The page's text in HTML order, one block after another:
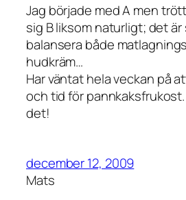
Jag började med A men
sig B liksom naturligt; det
balansera både
hudkräm…
Har väntat hela veckan på
och tid för
det!
december 12, 2009
Mats